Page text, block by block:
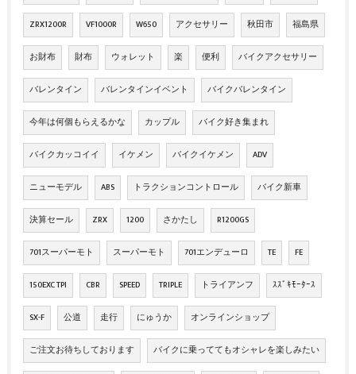
ZRX1200R VF1000R W650 アクセサリー 秋田市 福島県
お財布 財布 ウォレット 楽 便利 バイクアクセサリー
バレンタイン バレンタインイベント バイクバレンタイン
今年は何個もらえるかな カップル バイク好き集まれ
バイクカッコイイ イケメン バイクイケメン ADV
ニューモデル ABS トラクションコントロール バイク新車
決算セール ZRX 1200 さかたし R1200GS
701スーパーモト スーパーモト 701エンデューロ TE FE
150EXC TPI CBR SPEED TRIPLE トライアンフ ｽｽﾞｷﾓｰﾀｰｽ
SX-F 公道 走行 にゅうか オンラインショップ
ご注文お待ちしております バイクに乗っててもオシャレを楽しみたい